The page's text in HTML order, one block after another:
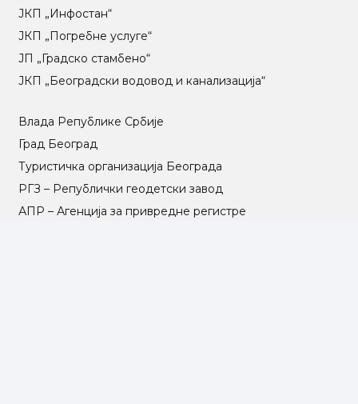
ЈКП „Инфостан“
ЈКП „Погребне услуге“
ЈП „Градско стамбено“
ЈКП „Београдски водовод и канализација“
Влада Републике Србије
Град Београд
Туристичка организација Београда
РГЗ – Републички геодетски завод
АПР – Агенција за привредне регистре